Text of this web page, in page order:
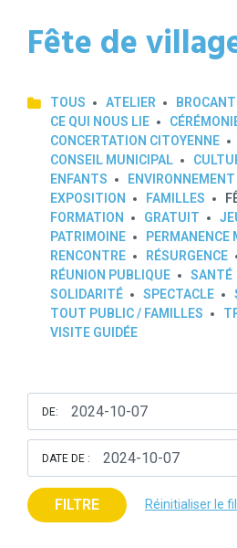
Fête de
TOUS ATELIER
CE QUI NOUS LIE
CONCERTATION CITOYENNE
CONSEIL MUNICIPAL
ENFANTS
ENVIRONNEMENT
EXPOSITION
FAMILLES
FORMATION
GRATUIT
PATRIMOINE
PERMANENCE
RENCONTRE
RÉSURGENCE
RÉUNION PUBLIQUE
SANTÉ
SOLIDARITÉ
SPECTACLE
TOUT PUBLIC / FAMILLES
VISITE GUIDÉE
DE:
DATE DE :
FILTRE Réinitialiser le